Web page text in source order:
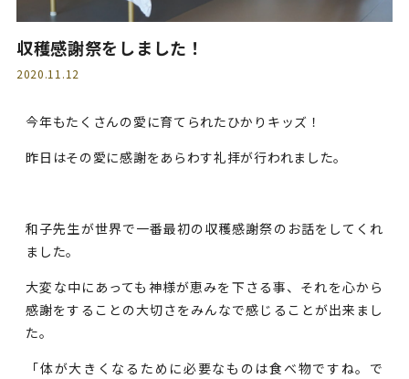
収穫感謝祭をしました！
2020.11.12
今年もたくさんの愛に育てられたひかりキッズ！
昨日はその愛に感謝をあらわす礼拝が行われました。
和子先生が世界で一番最初の収穫感謝祭のお話をしてくれ
ました。
大変な中にあっても神様が恵みを下さる事、それを心から
感謝をすることの大切さをみんなで感じることが出来まし
た。
「体が大きくなるために必要なものは食べ物ですね。で